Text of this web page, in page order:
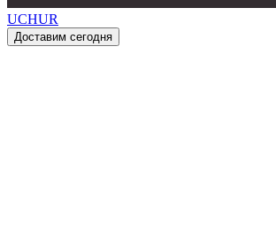
UCHUR
Доставим сегодня